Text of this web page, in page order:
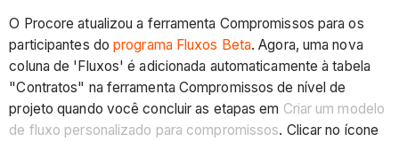
O Procore atualizou a ferramenta Compromissos para os
participantes doprograma Fluxos Beta. Agora, uma nova
coluna de 'Fluxos' é adicionada automaticamente à tabela
"Contratos" na ferramenta Compromissos de nível de
projeto quando você concluir as etapas em Criar um modelo
de fluxo personalizado para compromissos. Clicar no ícone